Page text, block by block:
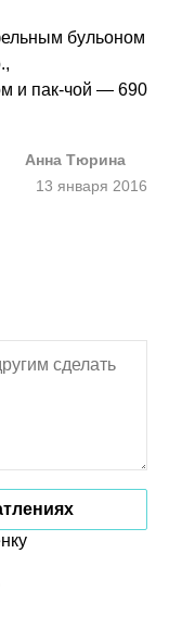
бульоном
и пак-чой — 690
Анна Тюрина
13 января 2016